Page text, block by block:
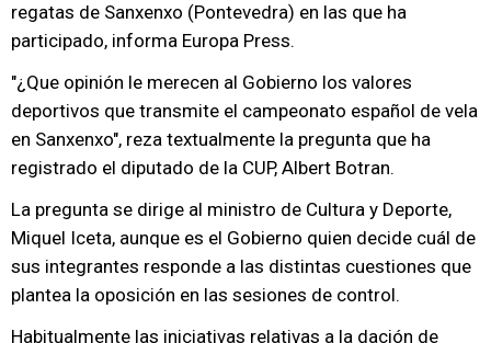
regatas de Sanxenxo (Pontevedra) en las que ha
participado, informa Europa Press.
"¿Que opinión le merecen al Gobierno los valores
deportivos que transmite el campeonato español de vela
en Sanxenxo", reza textualmente la pregunta que ha
registrado el diputado de la CUP, Albert Botran.
La pregunta se dirige al ministro de Cultura y Deporte,
Miquel Iceta, aunque es el Gobierno quien decide cuál de
sus integrantes responde a las distintas cuestiones que
plantea la oposición en las sesiones de control.
Habitualmente las iniciativas relativas a la dación de